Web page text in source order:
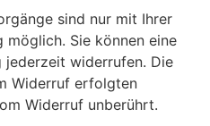
sind nur mit Ihrer
möglich. Sie können eine
widerrufen. Die
Widerruf erfolgten
Widerruf unberührt.